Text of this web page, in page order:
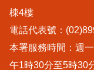
棟4樓
電話代表號：
本署服務時間：週
午1時30分至5時30